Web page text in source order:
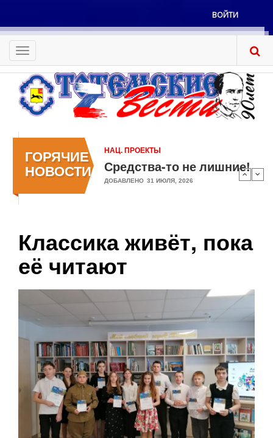
основному
содержанию
Меню
учётной
записи
пользователя
ВОЙТИ
Toggle
navigation
ГОРЯЧИЕ
НОВОСТИ
НАЦ. ПРОЕКТЫ
Средства-то не лишние!
ДОБАВЛЕНО 31 ИЮЛЯ, 2026
Классика живёт, пока
её читают